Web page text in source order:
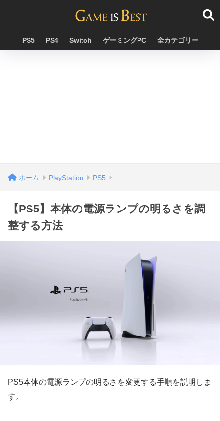
PS5 PS4 Switch ゲーミングPC 全カテゴリー
ホーム PlayStation PS5
【PS5】本体の電源ランプの明るさを調
整する方法
PS5本体の電源ランプの明るさを変更する手順を説明しま
す。